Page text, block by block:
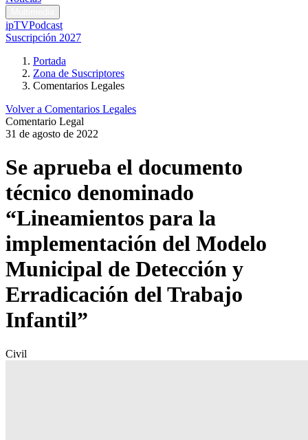
ipTVPodcast
Suscripción 2027
Portada
Zona de Suscriptores
Comentarios Legales
Volver a Comentarios Legales
Comentario Legal
31 de agosto de 2022
Se aprueba el documento
técnico denominado
“Lineamientos para la
implementación del Modelo
Municipal de Detección y
Erradicación del Trabajo
Infantil”
Civil